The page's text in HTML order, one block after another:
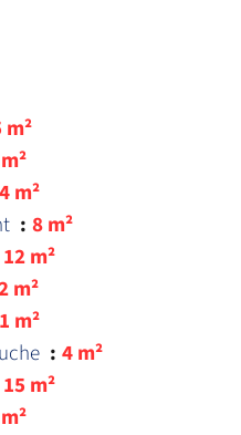
m²
m²
8 m²
12 m²
m²
1 m²
4 m²
15 m²